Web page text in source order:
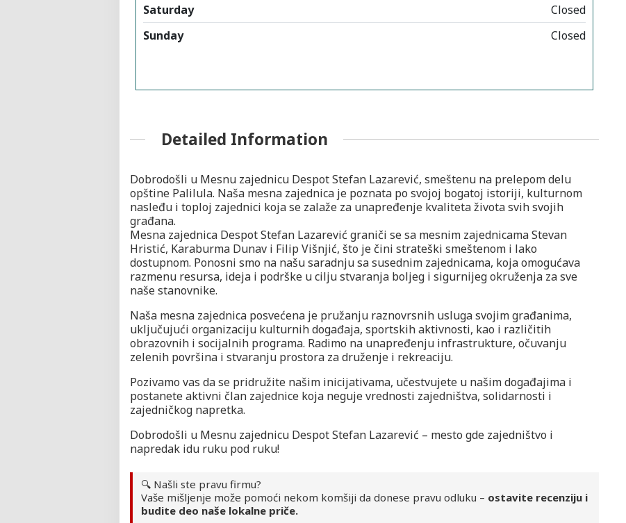
Saturday
Closed
Sunday
Closed
Detailed Information
Dobrodošli u Mesnu zajednicu Despot Stefan Lazarević, smeštenu na prelepom delu
opštine Palilula. Naša mesna zajednica je poznata po svojoj bogatoj istoriji, kulturnom
nasleđu i toploj zajednici koja se zalaže za unapređenje kvaliteta života svih svojih
građana.
Mesna zajednica Despot Stefan Lazarević graniči se sa mesnim zajednicama Stevan
Hristić, Karaburma Dunav i Filip Višnjić, što je čini strateški smeštenom i lako
dostupnom. Ponosni smo na našu saradnju sa susednim zajednicama, koja omogućava
razmenu resursa, ideja i podrške u cilju stvaranja boljeg i sigurnijeg okruženja za sve
naše stanovnike.
Naša mesna zajednica posvećena je pružanju raznovrsnih usluga svojim građanima,
uključujući organizaciju kulturnih događaja, sportskih aktivnosti, kao i različitih
obrazovnih i socijalnih programa. Radimo na unapređenju infrastrukture, očuvanju
zelenih površina i stvaranju prostora za druženje i rekreaciju.
Pozivamo vas da se pridružite našim inicijativama, učestvujete u našim događajima i
postanete aktivni član zajednice koja neguje vrednosti zajedništva, solidarnosti i
zajedničkog napretka.
Dobrodošli u Mesnu zajednicu Despot Stefan Lazarević – mesto gde zajedništvo i
napredak idu ruku pod ruku!
🔍 Našli ste pravu firmu?
Vaše mišljenje može pomoći nekom komšiji da donese pravu odluku – ostavite recenziju i
budite deo naše lokalne priče.